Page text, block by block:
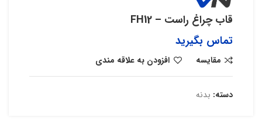
قاب چراغ راست – FH12
تماس بگیرید
مقایسه افزودن به علاقه مندی
دسته: بدنه